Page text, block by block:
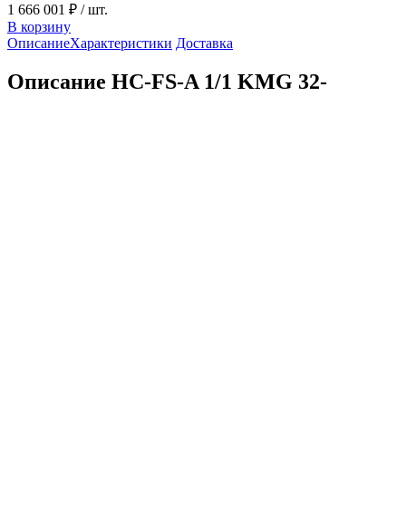
1 666 001 ₽ / шт.
В корзину
ОписаниеХарактеристики Доставка
Описание HC-FS-A 1/1 KMG 32-